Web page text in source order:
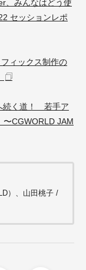
、みんなはどう使
セッションレポ
ィックス制作の
続く道！ 若手ア
〜CGWORLD JAM
）、山田桃子 /